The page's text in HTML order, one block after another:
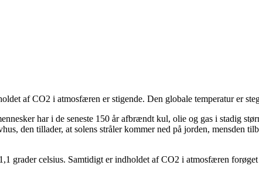
af CO2 i atmosfæren er stigende. Den globale temperatur er
har i de seneste 150 år afbrændt kul, olie og gas i stadig
den tillader, at solens stråler kommer ned på jorden, mensden
grader celsius. Samtidigt er indholdet af CO2 i atmosfæren